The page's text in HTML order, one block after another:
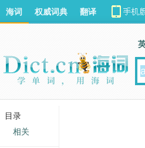
海词 权威词典 翻译
目录
相关